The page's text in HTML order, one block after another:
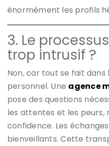
énormément les profils
3. Le
trop intrusif ?
Non, car tout se fait
personnel. Une agence
pose des questions
les attentes et les peurs,
confidence. Les
bienveillants. Cette